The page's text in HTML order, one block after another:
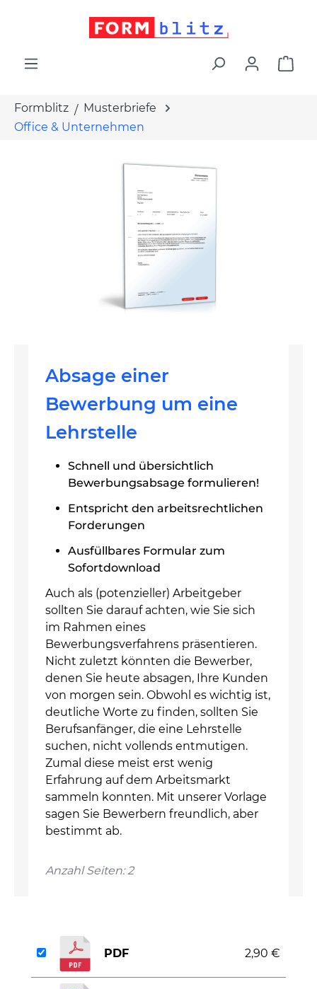
Formblitz
Musterbriefe
Office & Unternehmen
Absage einer
Bewerbung um eine
Lehrstelle
Schnell und übersichtlich
Bewerbungsabsage formulieren!
Entspricht den arbeitsrechtlichen
Forderungen
Ausfüllbares Formular zum
Sofortdownload
Auch als (potenzieller) Arbeitgeber
sollten Sie darauf achten, wie Sie sich
im Rahmen eines
Bewerbungsverfahrens präsentieren.
Nicht zuletzt könnten die Bewerber,
denen Sie heute absagen, Ihre Kunden
von morgen sein. Obwohl es wichtig ist,
deutliche Worte zu finden, sollten Sie
Berufsanfänger, die eine Lehrstelle
suchen, nicht vollends entmutigen.
Zumal diese meist erst wenig
Erfahrung auf dem Arbeitsmarkt
sammeln konnten. Mit unserer Vorlage
sagen Sie Bewerbern freundlich, aber
bestimmt ab.
Anzahl Seiten: 2
PDF 2,90 €